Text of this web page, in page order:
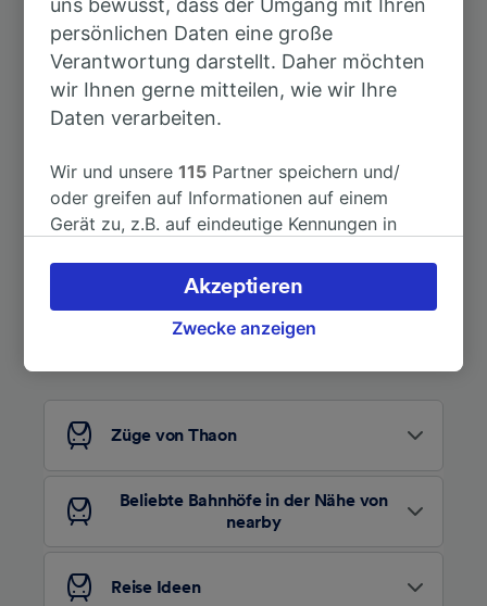
Nach Dijon Ville
Weitere Verbindungen sehen
Auf der Suche nach weiteren
Züge von Thaon
Beliebte Bahnhöfe in der Nähe von
nearby
Reise Ideen
persönlichen Daten eine große
Verantwortung darstellt. Daher möchten
wir Ihnen gerne mitteilen, wie wir Ihre
Daten verarbeiten.
Wir und unsere115 Partner speichern und/
oder greifen auf Informationen auf einem
Gerät zu, z.B. auf eindeutige Kennungen in
verarbeiten. Sie können Ihre Präferenzen
akzeptieren oder verwalten, einschließlich
Ihres Widerspruchsrechts bei berechtigtem
Datenschutzrichtlinie. Diese Präferenzen
werden unseren Partnern signalisiert und
Daten werden nicht für Tracking-Zwecke
verwendet, wenn Sie uns gebeten haben, Ihr
Surfverhalten nicht zu verfolgen.
Wir und unsere Partner verarbeiten Daten, um
Zwecke anzeigen
Akzeptieren